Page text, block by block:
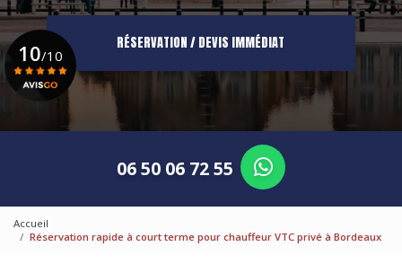
RÉSERVATION / DEVIS IMMÉDIAT
06 50 06 72 55
10/10
Accueil
Réservation rapide à court terme pour chauffeur VTC privé à Bordeaux